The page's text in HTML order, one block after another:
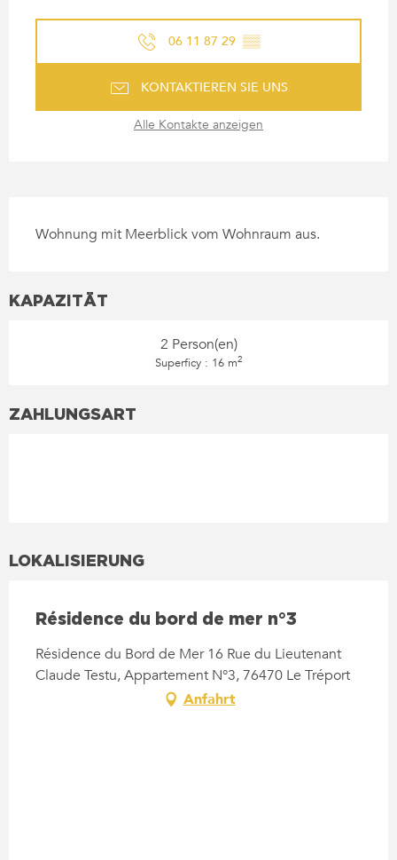
06 11 87 29 ▒▒
KONTAKTIEREN SIE UNS
Alle Kontakte anzeigen
Wohnung mit Meerblick vom Wohnraum aus.
KAPAZITÄT
2 Person(en)
Superficy : 16 m2
ZAHLUNGSART
LOKALISIERUNG
Résidence du bord de mer n°3
Résidence du Bord de Mer 16 Rue du Lieutenant
Claude Testu, Appartement N°3, 76470 Le Tréport
Anfahrt